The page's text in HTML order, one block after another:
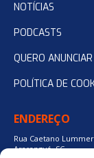
NOTÍCIAS
PODCASTS
QUERO ANUNCIAR
POLÍTICA DE
ENDEREÇO
Rua Caetano
Araranguá, SC.